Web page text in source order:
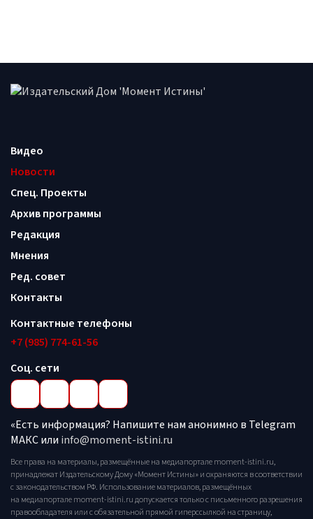
Видео
Новости
Спец. Проекты
Архив программы
Редакция
Мнения
Ред. совет
Контакты
Контактные телефоны
+7 (985) 774-61-56
Соц. сети
«Есть информация? Напишите нам анонимно в Telegram
МАКС или info@moment-istini.ru
Все права на материалы, размещённые на медиапортале moment-istini.ru,
принадлежат Издательскому Дому «Момент Истины» и охраняются в соответствии
с законодательством РФ. Использование материалов, размещённых
на медиапортале moment-istini.ru допускается только с письменного разрешения
правообладателя или с обязательной прямой гиперссылкой на страницу,